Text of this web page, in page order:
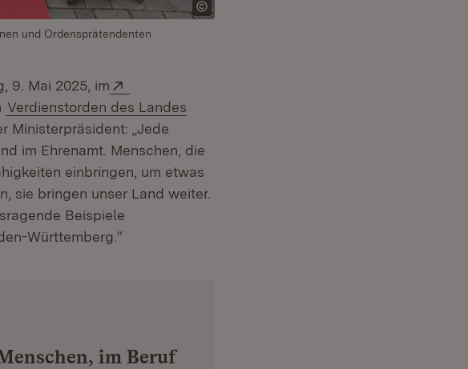
und Ordensprätendenten
9. Mai 2025, im
Verdienstorden des Landes
Ministerpräsident: „Jede
im Ehrenamt. Menschen, die
einbringen, um etwas
sie bringen unser Land weiter.
Beispiele
Württemberg.“
im Beruf